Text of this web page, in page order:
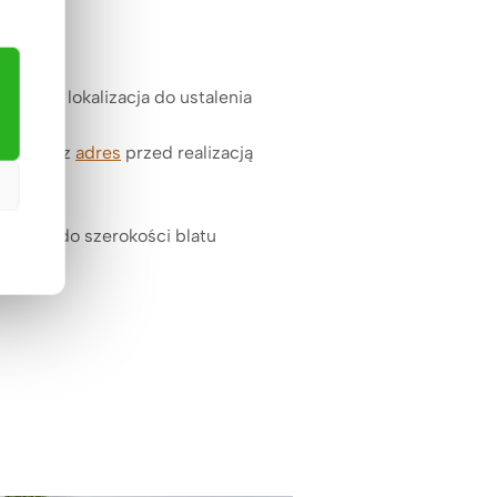
oraz lokalizacja do ustalenia
na nasz adres przed realizacją
do szerokości blatu